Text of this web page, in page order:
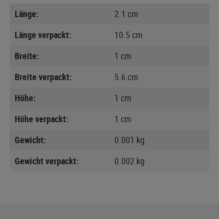
Länge:
2.1 cm
Länge verpackt:
10.5 cm
Breite:
1 cm
Breite verpackt:
5.6 cm
Höhe:
1 cm
Höhe verpackt:
1 cm
Gewicht:
0.001 kg
Gewicht verpackt:
0.002 kg